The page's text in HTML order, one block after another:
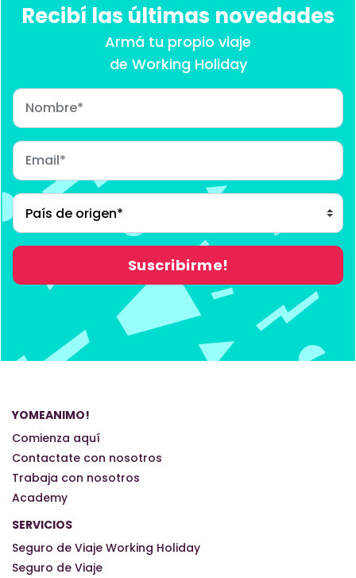
Recibí las últimas novedades
Armá tu propio viaje
de Working Holiday
YOMEANIMO!
Comienza aquí
Contactate con nosotros
Trabaja con nosotros
Academy
SERVICIOS
Seguro de Viaje Working Holiday
Seguro de Viaje